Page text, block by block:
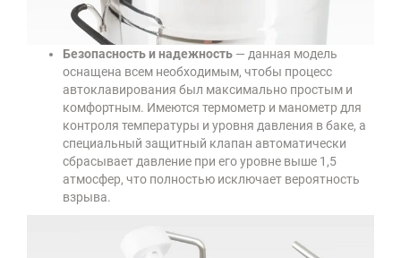
Безопасность и надежность — данная модель
оснащена всем необходимым, чтобы процесс
автоклавирования был максимально простым и
комфортным. Имеются термометр и манометр для
контроля температуры и уровня давления в баке, а
специальный защитный клапан автоматически
сбрасывает давление при его уровне выше 1,5
атмосфер, что полностью исключает вероятность
взрыва.